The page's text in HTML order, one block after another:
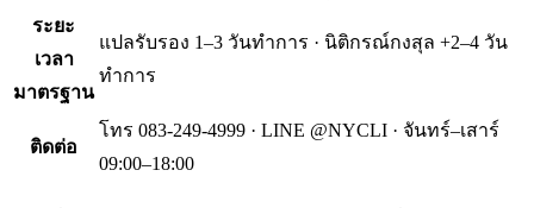
ระยะ
เวลา
มาตรฐาน
แปลรับรอง 1–3 วันทำการ · นิติกรณ์กงสุล +2–4 วัน
ทำการ
ติดต่อ
โทร 083-249-4999 · LINE @NYCLI · จันทร์–เสาร์
09:00–18:00